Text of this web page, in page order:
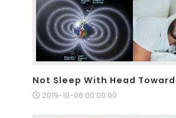
Not Sleep With Head
2019-10-06 00:00:00